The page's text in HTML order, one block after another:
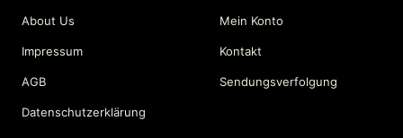
About Us
Impressum
AGB
Datenschutzerklärung
Mein Konto
Kontakt
Sendungsverfolgung